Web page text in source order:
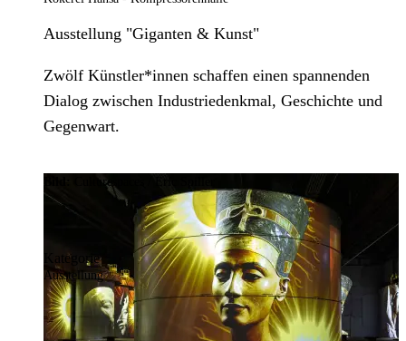
Ausstellung "Giganten & Kunst"
Zwölf Künstler*innen schaffen einen spannenden
Dialog zwischen Industriedenkmal, Geschichte und
Gegenwart.
Culturespaces / Eric Spiller
Kategorie
Ausstellung